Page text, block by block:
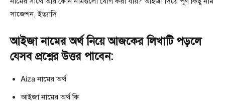
সাজেশন, ইত্যাদি।
আইজা নামের অর্থ নিয়ে আজকের লিখাটি পড়লে
যেসব প্রশ্নের উত্তর পাবেন:
Aiza নামের অর্থ
আইজা নামের অর্থ কি